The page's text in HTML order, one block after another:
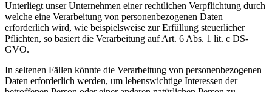
Unterliegt unser Unternehmen einer rechtlichen Verpflichtung durch
welche eine Verarbeitung von personenbezogenen Daten
erforderlich wird, wie beispielsweise zur Erfüllung steuerlicher
Pflichten, so basiert die Verarbeitung auf Art. 6 Abs. 1 lit. c DS-
GVO.
In seltenen Fällen könnte die Verarbeitung von personenbezogenen
Daten erforderlich werden, um lebenswichtige Interessen der